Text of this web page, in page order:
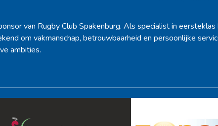
van Rugby Club Spakenburg. Als specialist in
om vakmanschap, betrouwbaarheid en persoonlijke
ambities.